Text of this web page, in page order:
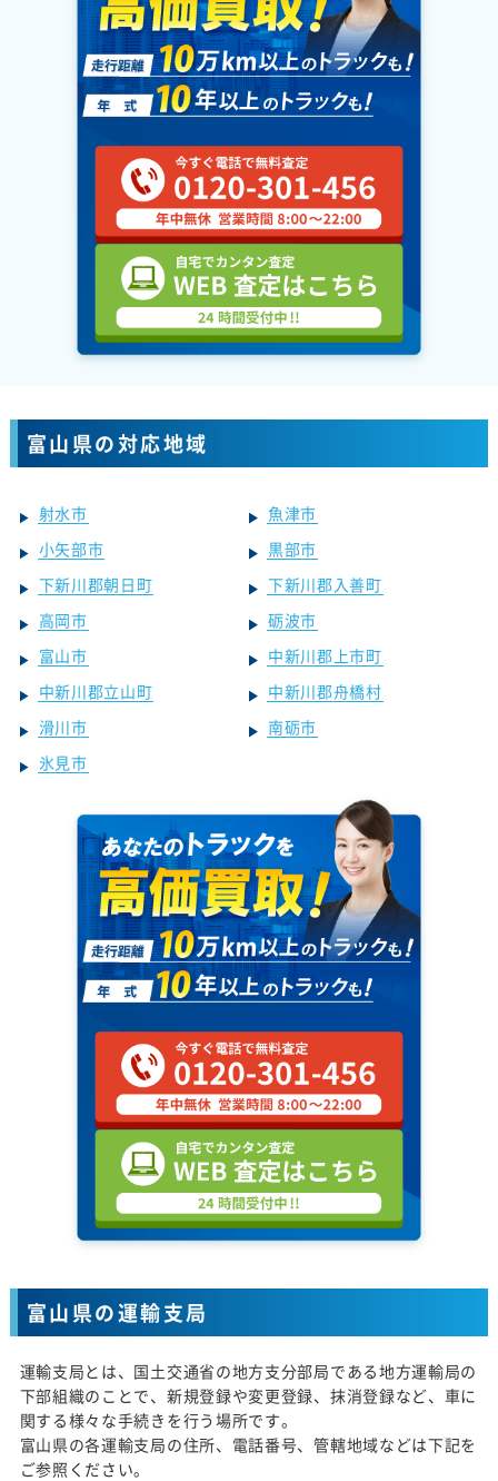
富山県の対応地域
射水市
魚津市
小矢部市
黒部市
下新川郡朝日町
下新川郡入善町
高岡市
砺波市
富山市
中新川郡上市町
中新川郡立山町
中新川郡舟橋村
滑川市
南砺市
氷見市
富山県の運輸支局
運輸支局とは、国土交通省の地方支分部局である地方運輸局の
下部組織のことで、新規登録や変更登録、抹消登録など、車に
関する様々な手続きを行う場所です。
富山県の各運輸支局の住所、電話番号、管轄地域などは下記を
ご参照ください。